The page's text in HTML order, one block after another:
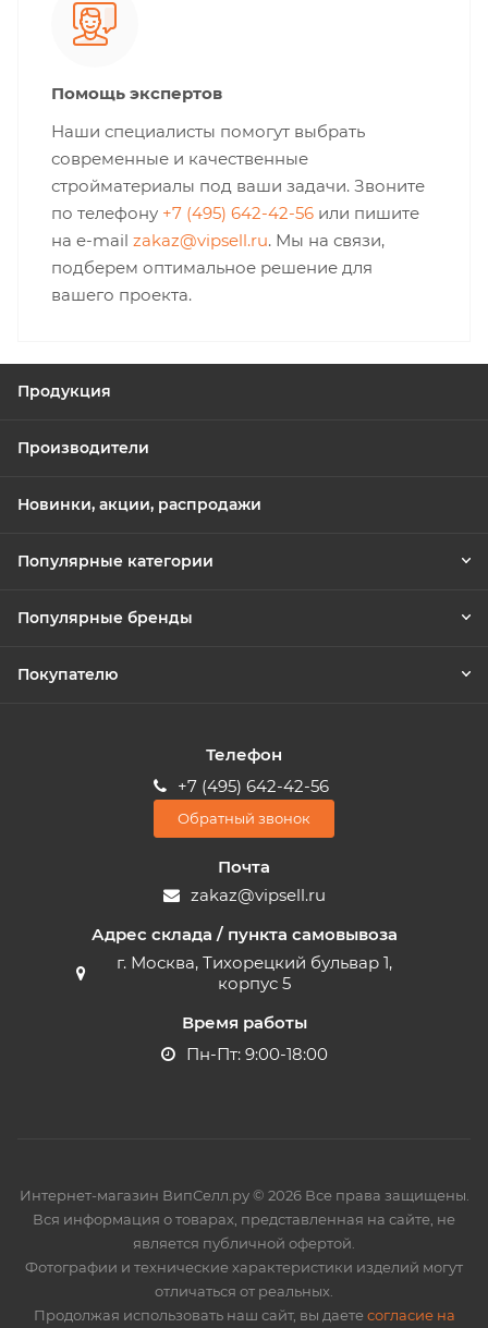
Помощь экспертов
Наши специалисты помогут выбрать
современные и качественные
стройматериалы под ваши задачи. Звоните
по телефону +7 (495) 642-42-56 или пишите
на e-mail zakaz@vipsell.ru. Мы на связи,
подберем оптимальное решение для
вашего проекта.
Продукция
Производители
Новинки, акции, распродажи
Популярные категории
Популярные бренды
Покупателю
Телефон
+7 (495) 642-42-56
Обратный звонок
Почта
zakaz@vipsell.ru
Адрес склада / пункта самовывоза
г. Москва, Тихорецкий бульвар 1,
корпус 5
Время работы
Пн-Пт: 9:00-18:00
Интернет-магазин ВипСелл.ру © 2026 Все права защищены.
Вся информация о товарах, представленная на сайте, не
является публичной офертой.
Фотографии и технические характеристики изделий могут
отличаться от реальных.
Продолжая использовать наш сайт, вы даетесогласие на